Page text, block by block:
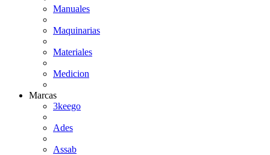
Manuales
Maquinarias
Materiales
Medicion
Marcas
3keego
Ades
Assab